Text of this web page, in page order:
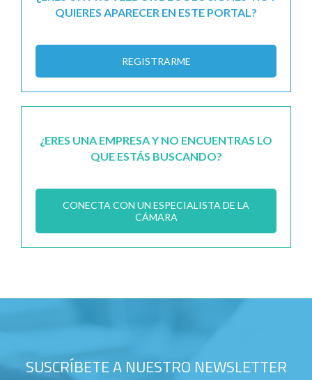
QUIERES APARECER EN ESTE PORTAL?
REGISTRARME
¿ERES UNA EMPRESA Y NO ENCUENTRAS LO
QUE ESTÁS BUSCANDO?
CONECTA CON UN ESPECIALISTA DE LA
CÁMARA
SUSCRÍBETE A NUESTRO NEWSLETTER